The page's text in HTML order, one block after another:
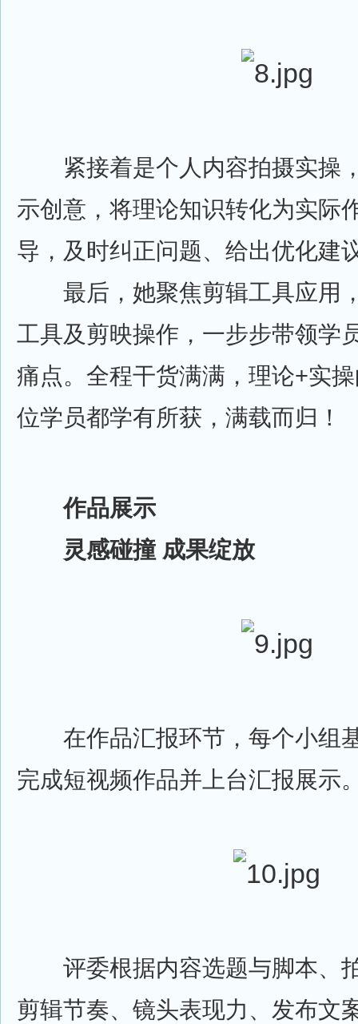
紧接着是个人内容拍摄实操
示创意，将理论知识转化为实际
导，及时纠正问题、给出优化建
最后，她聚焦剪辑工具应用
工具及剪映操作，一步步带领学
痛点。全程干货满满，理论+实
位学员都学有所获，满载而归！
作品展示
灵感碰撞 成果绽放
在作品汇报环节，每个小组
完成短视频作品并上台汇报展示
评委根据内容选题与脚本、
剪辑节奏、镜头表现力、发布文